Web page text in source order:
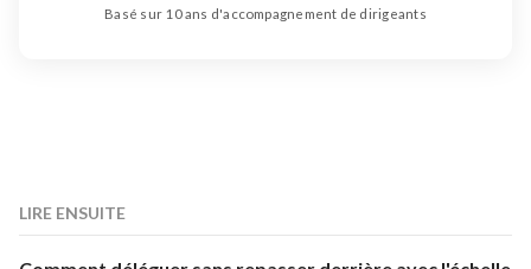
Basé sur 10 ans d'accompagnement de dirigeants
LIRE ENSUITE